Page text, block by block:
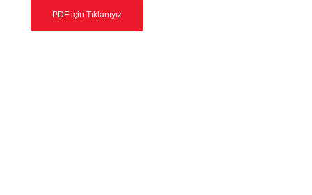
PDF için Tıklanıyız